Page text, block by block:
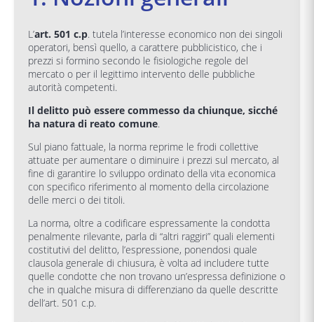
L’art. 501 c.p. tutela l’interesse economico non dei singoli
operatori, bensì quello, a carattere pubblicistico, che i
prezzi si formino secondo le fisiologiche regole del
mercato o per il legittimo intervento delle pubbliche
autorità competenti.
Il delitto può essere commesso da chiunque, sicché
ha natura di reato comune.
Sul piano fattuale, la norma reprime le frodi collettive
attuate per aumentare o diminuire i prezzi sul mercato, al
fine di garantire lo sviluppo ordinato della vita economica
con specifico riferimento al momento della circolazione
delle merci o dei titoli.
La norma, oltre a codificare espressamente la condotta
penalmente rilevante, parla di “altri raggiri” quali elementi
costitutivi del delitto, l’espressione, ponendosi quale
clausola generale di chiusura, è volta ad includere tutte
quelle condotte che non trovano un’espressa definizione o
che in qualche misura di differenziano da quelle descritte
dell’art. 501 c.p.